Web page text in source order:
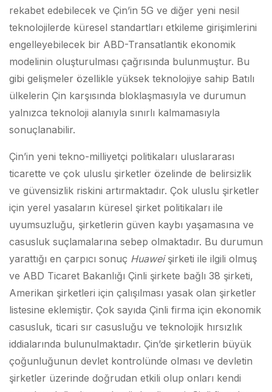
rekabet edebilecek ve Çin’in 5G ve diğer yeni nesil
teknolojilerde küresel standartları etkileme girişimlerini
engelleyebilecek bir ABD-Transatlantik ekonomik
modelinin oluşturulması çağrısında bulunmuştur. Bu
gibi gelişmeler özellikle yüksek teknolojiye sahip Batılı
ülkelerin Çin karşısında bloklaşmasıyla ve durumun
yalnızca teknoloji alanıyla sınırlı kalmamasıyla
sonuçlanabilir.
Çin’in yeni tekno-milliyetçi politikaları uluslararası
ticarette ve çok uluslu şirketler özelinde de belirsizlik
ve güvensizlik riskini artırmaktadır. Çok uluslu şirketler
için yerel yasaların küresel şirket politikaları ile
uyumsuzluğu, şirketlerin güven kaybı yaşamasına ve
casusluk suçlamalarına sebep olmaktadır. Bu durumun
yarattığı en çarpıcı sonuç Huaweişirketi ile ilgili olmuş
ve ABD Ticaret Bakanlığı Çinli şirkete bağlı 38 şirketi,
Amerikan şirketleri için çalışılması yasak olan şirketler
listesine eklemiştir. Çok sayıda Çinli firma için ekonomik
casusluk, ticari sır casusluğu ve teknolojik hırsızlık
iddialarında bulunulmaktadır. Çin’de şirketlerin büyük
çoğunluğunun devlet kontrolünde olması ve devletin
şirketler üzerinde doğrudan etkili olup onları kendi